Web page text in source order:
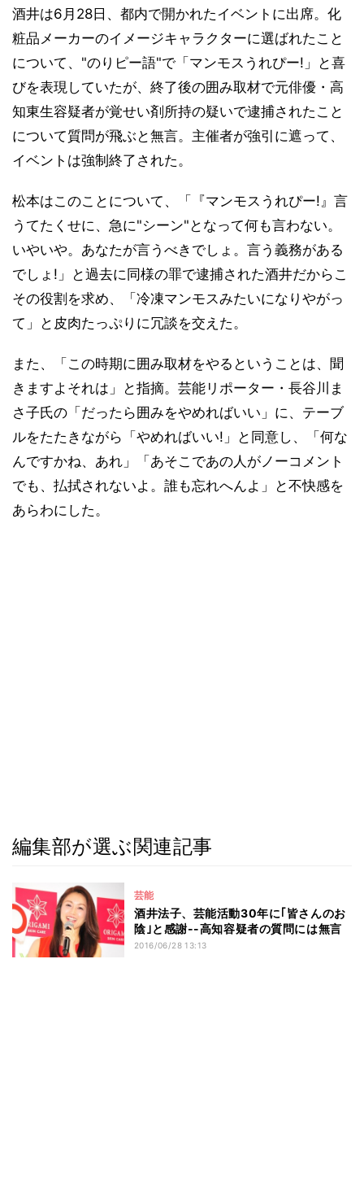
酒井は6月28日、都内で開かれたイベントに出席。化
粧品メーカーのイメージキャラクターに選ばれたこと
について、"のりピー語"で「マンモスうれぴー!」と喜
びを表現していたが、終了後の囲み取材で元俳優・高
知東生容疑者が覚せい剤所持の疑いで逮捕されたこと
について質問が飛ぶと無言。主催者が強引に遮って、
イベントは強制終了された。
松本はこのことについて、「『マンモスうれぴー!』言
うてたくせに、急に"シーン"となって何も言わない。
いやいや。あなたが言うべきでしょ。言う義務がある
でしょ!」と過去に同様の罪で逮捕された酒井だからこ
その役割を求め、「冷凍マンモスみたいになりやがっ
て」と皮肉たっぷりに冗談を交えた。
また、「この時期に囲み取材をやるということは、聞
きますよそれは」と指摘。芸能リポーター・長谷川ま
さ子氏の「だったら囲みをやめればいい」に、テーブ
ルをたたきながら「やめればいい!」と同意し、「何な
んですかね、あれ」「あそこであの人がノーコメント
でも、払拭されないよ。誰も忘れへんよ」と不快感を
あらわにした。
編集部が選ぶ関連記事
芸能
酒井法子、芸能活動30年に｢皆さんのお
陰｣と感謝--高知容疑者の質問には無言
2016/06/28 13:13